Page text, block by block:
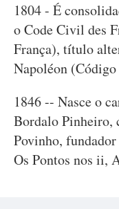
1804 - É
o Code Civil des
França), título
Napoléon
1846 -- Nasce o
Bordalo Pinheiro,
Povinho,
Os Pontos nos ii,